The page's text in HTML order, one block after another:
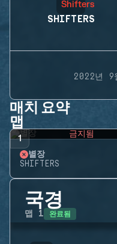
SHIFTERS
2022년
매치 요약
맵
1 금지됨
별장
SHIFTERS
국경
맵 1 완료됨